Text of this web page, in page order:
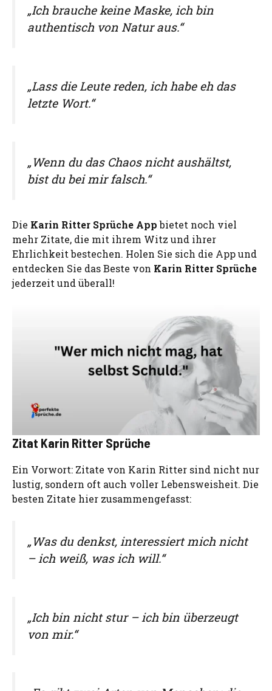
„Ich brauche keine Maske, ich bin
authentisch von Natur aus.“
„Lass die Leute reden, ich habe eh das
letzte Wort.“
„Wenn du das Chaos nicht aushältst,
bist du bei mir falsch.“
Die Karin Ritter Sprüche Appbietet noch viel
mehr Zitate, die mit ihrem Witz und ihrer
Ehrlichkeit bestechen. Holen Sie sich die App und
entdecken Sie das Beste von Karin Ritter Sprüche
jederzeit und überall!
Zitat Karin Ritter Sprüche
Ein Vorwort: Zitate von Karin Ritter sind nicht nur
lustig, sondern oft auch voller Lebensweisheit. Die
besten Zitate hier zusammengefasst:
„Was du denkst, interessiert mich nicht
– ich weiß, was ich will.“
„Ich bin nicht stur – ich bin überzeugt
von mir.“